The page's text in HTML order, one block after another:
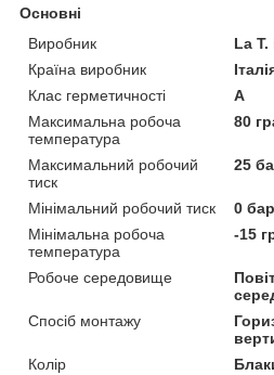
Основні
Виробник
La T.
Країна виробник
Клас герметичності
А
Максимальна робоча
температура
80
Максимальний робочий
тиск
25
Мінімальний робочий тиск
0 бар
Мінімальна робоча
температура
-15
Робоче середовище
Спосіб монтажу
Колір